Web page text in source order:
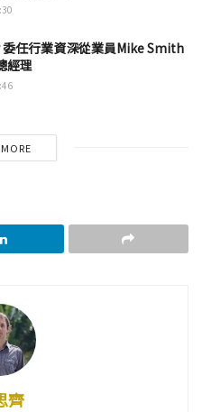
任行業資深從業員Mike Smith
經理
齊